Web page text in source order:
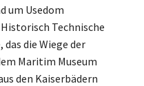
um Usedom
Technische
die Wiege der
Maritim Museum
den Kaiserbädern